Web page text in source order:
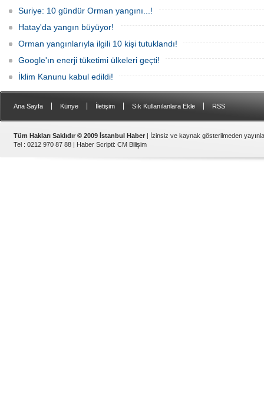
Suriye: 10 gündür Orman yangını...!
Hatay'da yangın büyüyor!
Orman yangınlarıyla ilgili 10 kişi tutuklandı!
Google'ın enerji tüketimi ülkeleri geçti!
İklim Kanunu kabul edildi!
Ana Sayfa Künye İletişim Sık Kullanılanlara Ekle RSS
Tüm Hakları Saklıdır © 2009 İstanbul Haber | İzinsiz ve kaynak gösterilmeden
Tel : 0212 970 87 88 | Haber Scripti: CM Bilişim